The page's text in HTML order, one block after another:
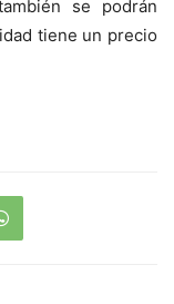
se podrán
tiene un precio